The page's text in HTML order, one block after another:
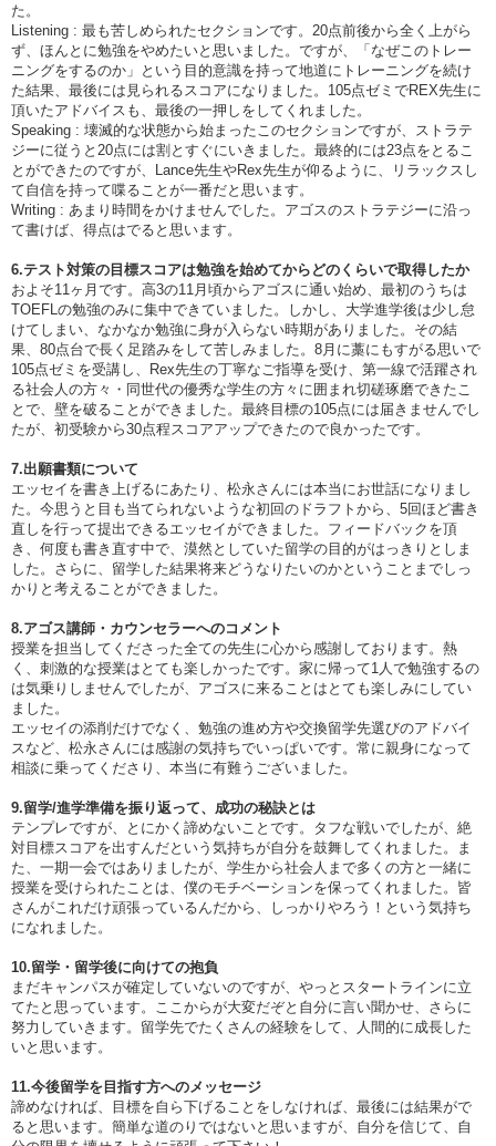
た。
Listening : 最も苦しめられたセクションです。20点前後から全く上がら
ず、ほんとに勉強をやめたいと思いました。ですが、「なぜこのトレー
ニングをするのか」という目的意識を持って地道にトレーニングを続け
た結果、最後には見られるスコアになりました。105点ゼミでREX先生に
頂いたアドバイスも、最後の一押しをしてくれました。
Speaking : 壊滅的な状態から始まったこのセクションですが、ストラテ
ジーに従うと20点には割とすぐにいきました。最終的には23点をとるこ
とができたのですが、Lance先生やRex先生が仰るように、リラックスし
て自信を持って喋ることが一番だと思います。
Writing : あまり時間をかけませんでした。アゴスのストラテジーに沿っ
て書けば、得点はでると思います。
6.テスト対策の目標スコアは勉強を始めてからどのくらいで取得したか
およそ11ヶ月です。高3の11月頃からアゴスに通い始め、最初のうちは
TOEFLの勉強のみに集中できていました。しかし、大学進学後は少し怠
けてしまい、なかなか勉強に身が入らない時期がありました。その結
果、80点台で長く足踏みをして苦しみました。8月に藁にもすがる思いで
105点ゼミを受講し、Rex先生の丁寧なご指導を受け、第一線で活躍され
る社会人の方々・同世代の優秀な学生の方々に囲まれ切磋琢磨できたこ
とで、壁を破ることができました。最終目標の105点には届きませんでし
たが、初受験から30点程スコアアップできたので良かったです。
7.出願書類について
エッセイを書き上げるにあたり、松永さんには本当にお世話になりまし
た。今思うと目も当てられないような初回のドラフトから、5回ほど書き
直しを行って提出できるエッセイができました。フィードバックを頂
き、何度も書き直す中で、漠然としていた留学の目的がはっきりとしま
した。さらに、留学した結果将来どうなりたいのかということまでしっ
かりと考えることができました。
8.アゴス講師・カウンセラーへのコメント
授業を担当してくださった全ての先生に心から感謝しております。熱
く、刺激的な授業はとても楽しかったです。家に帰って1人で勉強するの
は気乗りしませんでしたが、アゴスに来ることはとても楽しみにしてい
ました。
エッセイの添削だけでなく、勉強の進め方や交換留学先選びのアドバイ
スなど、松永さんには感謝の気持ちでいっぱいです。常に親身になって
相談に乗ってくださり、本当に有難うございました。
9.留学/進学準備を振り返って、成功の秘訣とは
テンプレですが、とにかく諦めないことです。タフな戦いでしたが、絶
対目標スコアを出すんだという気持ちが自分を鼓舞してくれました。ま
た、一期一会ではありましたが、学生から社会人まで多くの方と一緒に
授業を受けられたことは、僕のモチベーションを保ってくれました。皆
さんがこれだけ頑張っているんだから、しっかりやろう！という気持ち
になれました。
10.留学・留学後に向けての抱負
まだキャンパスが確定していないのですが、やっとスタートラインに立
てたと思っています。ここからが大変だぞと自分に言い聞かせ、さらに
努力していきます。留学先でたくさんの経験をして、人間的に成長した
いと思います。
11.今後留学を目指す方へのメッセージ
諦めなければ、目標を自ら下げることをしなければ、最後には結果がで
ると思います。簡単な道のりではないと思いますが、自分を信じて、自